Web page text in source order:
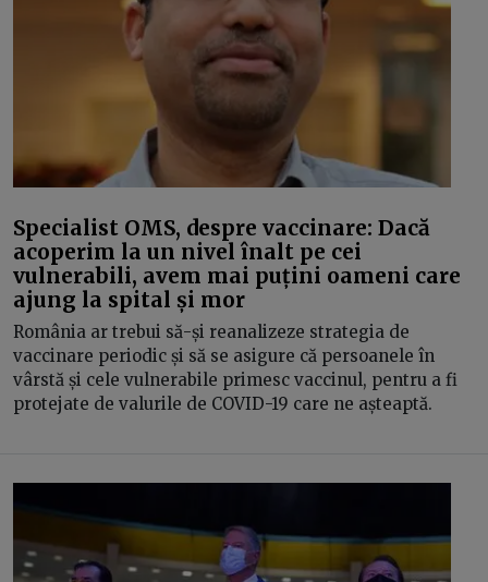
Specialist OMS, despre vaccinare: Dacă
acoperim la un nivel înalt pe cei
vulnerabili, avem mai puțini oameni care
ajung la spital și mor
România ar trebui să-și reanalizeze strategia de
vaccinare periodic și să se asigure că persoanele în
vârstă și cele vulnerabile primesc vaccinul, pentru a fi
protejate de valurile de COVID-19 care ne așteaptă.